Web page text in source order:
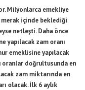
Milyonlarca emekliye
içinde beklediği
netleşti. Daha önce
yapılacak zam oranı
emeklisine yapılacak
oranlar doğrultusunda en
zam miktarında en
olacak. İlk 6 aylık